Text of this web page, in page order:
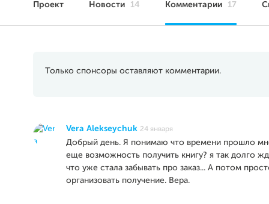
Проект Новости 14 Комментарии 17
Только спонсоры оставляют комментарии.
Vera Alekseychuk 24 января
Добрый день. Я понимаю что времени прошло
еще возможность получить книгу? я так долго
что уже стала забывать про заказ... А потом
организовать получение. Вера.